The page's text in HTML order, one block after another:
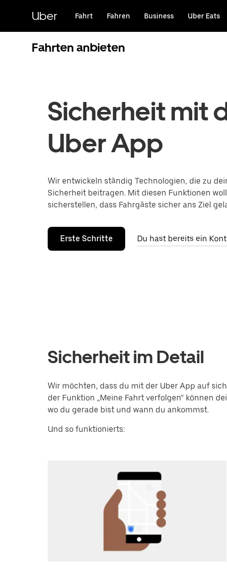
HauptinhaltUber Fahrt Fahren Business Uber Eats
Fahrten anbieten
Sicherheit mit
Uber App
Wir entwickeln ständig Technologien, die zu
Sicherheit beitragen. Mit diesen Funktionen
sicherstellen, dass Fahrgäste sicher ans Ziel
Erste Schritte Du hast bereits ein
Sicherheit im Detail
Wir möchten, dass du mit der Uber App auf
der Funktion „Meine Fahrt verfolgen“ können
wo du gerade bist und wann du ankommst.
Und so funktionierts: